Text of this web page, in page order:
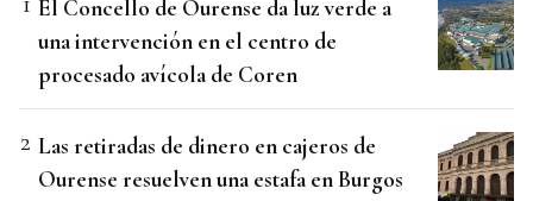
El Concello de Ourense da luz verde a
una intervención en el centro de
procesado avícola de Coren
Las retiradas de dinero en cajeros de
Ourense resuelven una estafa en Burgos